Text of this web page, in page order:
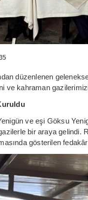
düzenlenen
ve kahraman gazilerimizi
ve eşi Göksu
bir araya gelindi.
gösterilen